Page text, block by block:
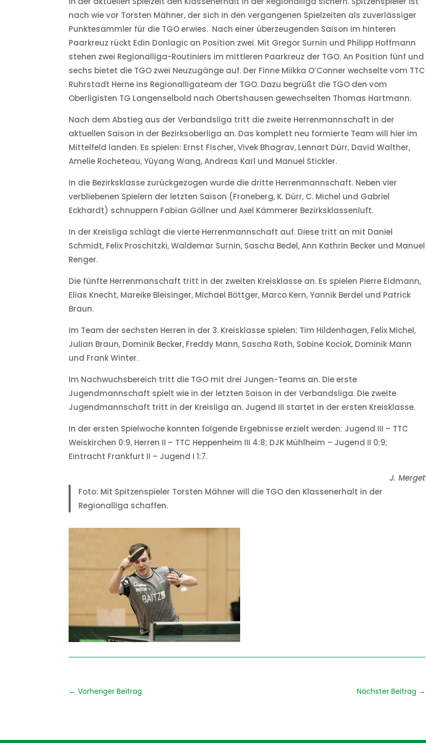
nach wie vor Torsten Mähner, der sich in den vergangenen Spielzeiten als zuverlässiger
Punktesammler für die TGO erwies. Nach einer überzeugenden Saison im hinteren
Paarkreuz rückt Edin Donlagic an Position zwei. Mit Gregor Surnin und Philipp Hoffmann
stehen zwei Regionalliga-Routiniers im mittleren Paarkreuz der TGO. An Position fünf und
sechs bietet die TGO zwei Neuzugänge auf. Der Finne Miikka O’Conner wechselte vom TTC
Ruhrstadt Herne ins Regionalligateam der TGO. Dazu begrüßt die TGO den vom
Oberligisten TG Langenselbold nach Obertshausen gewechselten Thomas Hartmann.
Nach dem Abstieg aus der Verbandsliga tritt die zweite Herrenmannschaft in der
aktuellen Saison in der Bezirksoberliga an. Das komplett neu formierte Team will hier im
Mittelfeld landen. Es spielen: Ernst Fischer, Vivek Bhagrav, Lennart Dürr, David Walther,
Amelie Rocheteau, Yüyang Wang, Andreas Karl und Manuel Stickler.
In die Bezirksklasse zurückgezogen wurde die dritte Herrenmannschaft. Neben vier
verbliebenen Spielern der letzten Saison (Froneberg, K. Dürr, C. Michel und Gabriel
Eckhardt) schnuppern Fabian Göllner und Axel Kämmerer Bezirksklassenluft.
In der Kreisliga schlägt die vierte Herrenmannschaft auf. Diese tritt an mit Daniel
Schmidt, Felix Proschitzki, Waldemar Surnin, Sascha Bedel, Ann Kathrin Becker und Manuel
Renger.
Die fünfte Herrenmanschaft tritt in der zweiten Kreisklasse an. Es spielen Pierre Eidmann,
Elias Knecht, Mareike Bleisinger, Michael Böttger, Marco Kern, Yannik Berdel und Patrick
Braun.
Im Team der sechsten Herren in der 3. Kreisklasse spielen: Tim Hildenhagen, Felix Michel,
Julian Braun, Dominik Becker, Freddy Mann, Sascha Rath, Sabine Kociok, Dominik Mann
und Frank Winter.
Im Nachwuchsbereich tritt die TGO mit drei Jungen-Teams an. Die erste
Jugendmannschaft spielt wie in der letzten Saison in der Verbandsliga. Die zweite
Jugendmannschaft tritt in der Kreisliga an. Jugend III startet in der ersten Kreisklasse.
In der ersten Spielwoche konnten folgende Ergebnisse erzielt werden: Jugend III – TTC
Weiskirchen 0:9, Herren II – TTC Heppenheim III 4:8; DJK Mühlheim – Jugend II 0:9;
Eintracht Frankfurt II – Jugend I 1:7.
J. Merget
Foto: Mit Spitzenspieler Torsten Mähner will die TGO den Klassenerhalt in der
Regionalliga schaffen.
←Vorheriger Beitrag Nächster Beitrag →